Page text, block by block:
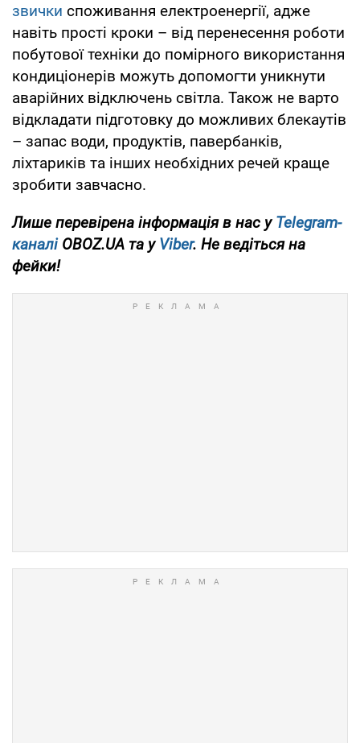
звички споживання електроенергії, адже
навіть прості кроки – від перенесення роботи
побутової техніки до помірного використання
кондиціонерів можуть допомогти уникнути
аварійних відключень світла. Також не варто
відкладати підготовку до можливих блекаутів
– запас води, продуктів, павербанків,
ліхтариків та інших необхідних речей краще
зробити завчасно.
Лише перевірена інформація в нас уTelegram-
каналіOBOZ.UA та уViber. Не ведіться на
фейки!